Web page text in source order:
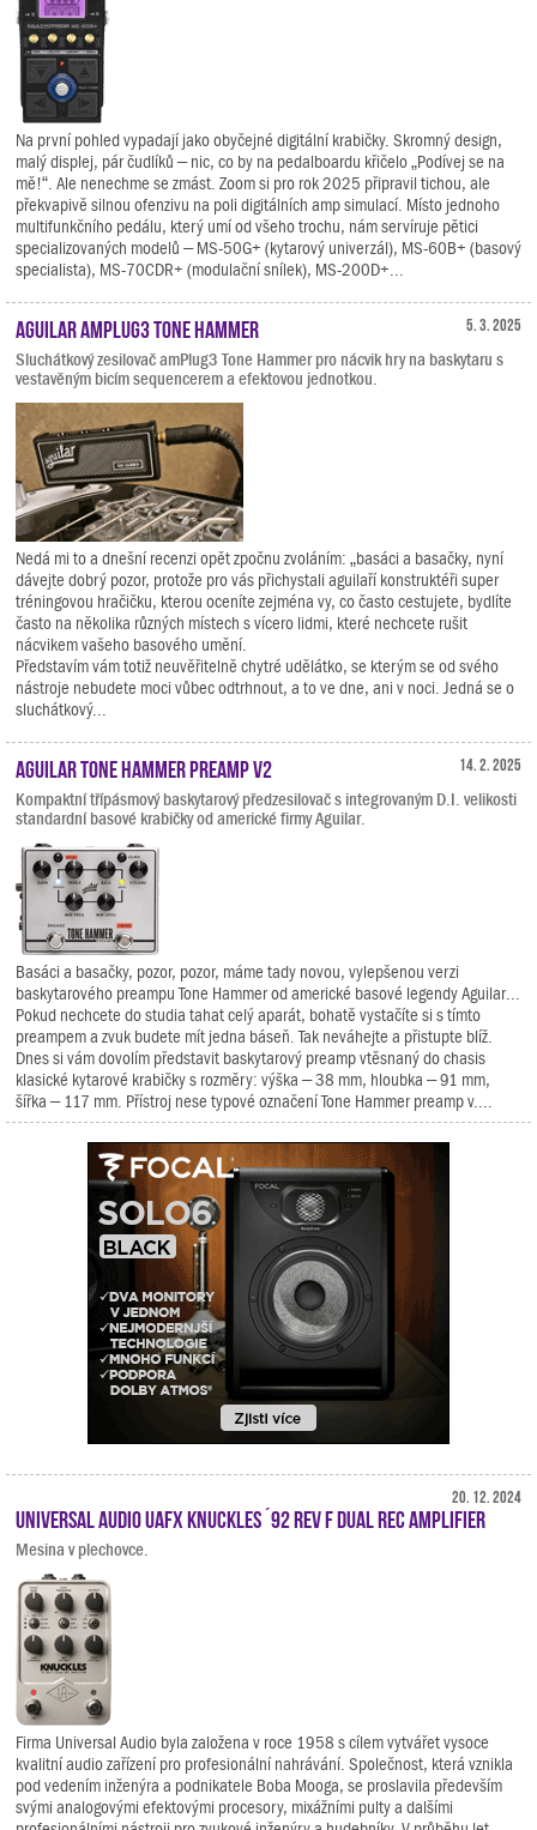
Na první pohled vypadají jako obyčejné digitální krabičky. Skromný design,
malý displej, pár čudlíků – nic, co by na pedalboardu křičelo „Podívej se na
mě!“. Ale nenechme se zmást. Zoom si pro rok 2025 připravil tichou, ale
překvapivě silnou ofenzivu na poli digitálních amp simulací. Místo jednoho
multifunkčního pedálu, který umí od všeho trochu, nám servíruje pětici
specializovaných modelů – MS-50G+ (kytarový univerzál), MS-60B+ (basový
specialista), MS-70CDR+ (modulační snílek), MS-200D+...
5. 3. 2025
Aguilar amPlug3 Tone Hammer
Sluchátkový zesilovač amPlug3 Tone Hammer pro nácvik hry na baskytaru s
vestavěným bicím sequencerem a efektovou jednotkou.
Nedá mi to a dnešní recenzi opět zpočnu zvoláním: „basáci a basačky, nyní
dávejte dobrý pozor, protože pro vás přichystali aguilaří konstruktéři super
tréningovou hračičku, kterou oceníte zejména vy, co často cestujete, bydlíte
často na několika různých místech s vícero lidmi, které nechcete rušit
nácvikem vašeho basového umění.
Představím vám totiž neuvěřitelně chytré udělátko, se kterým se od svého
nástroje nebudete moci vůbec odtrhnout, a to ve dne, ani v noci. Jedná se o
sluchátkový...
14. 2. 2025
Aguilar Tone Hammer Preamp V2
Kompaktní třípásmový baskytarový předzesilovač s integrovaným D.I. velikosti
standardní basové krabičky od americké firmy Aguilar.
Basáci a basačky, pozor, pozor, máme tady novou, vylepšenou verzi
baskytarového preampu Tone Hammer od americké basové legendy Aguilar...
Pokud nechcete do studia tahat celý aparát, bohatě vystačíte si s tímto
preampem a zvuk budete mít jedna báseň. Tak neváhejte a přistupte blíž.
Dnes si vám dovolím představit baskytarový preamp vtěsnaný do chasis
klasické kytarové krabičky s rozměry: výška – 38 mm, hloubka – 91 mm,
šířka – 117 mm. Přístroj nese typové označení Tone Hammer preamp v....
20. 12. 2024
Universal Audio UAFX Knuckles ´92 Rev F Dual Rec Amplifier
Mesina v plechovce.
Firma Universal Audio byla založena v roce 1958 s cílem vytvářet vysoce
kvalitní audio zařízení pro profesionální nahrávání. Společnost, která vznikla
pod vedením inženýra a podnikatele Boba Mooga, se proslavila především
svými analogovými efektovými procesory, mixážními pulty a dalšími